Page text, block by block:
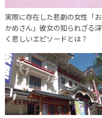
実際に存在した悲劇の女性「お
かめさん」彼女の知られざる深
く悲しいエピソードとは？